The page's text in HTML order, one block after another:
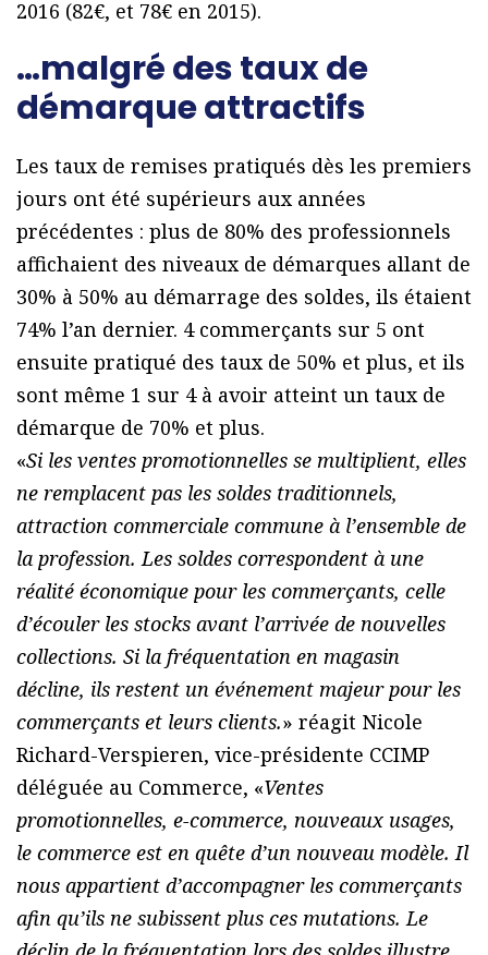
2016 (82€, et 78€ en 2015).
…malgré des taux de
démarque attractifs
Les taux de remises pratiqués dès les premiers
jours ont été supérieurs aux années
précédentes : plus de 80% des professionnels
affichaient des niveaux de démarques allant de
30% à 50% au démarrage des soldes, ils étaient
74% l’an dernier. 4 commerçants sur 5 ont
ensuite pratiqué des taux de 50% et plus, et ils
sont même 1 sur 4 à avoir atteint un taux de
démarque de 70% et plus.
«Si les ventes promotionnelles se multiplient, elles
ne remplacent pas les soldes traditionnels,
attraction commerciale commune à l’ensemble de
la profession. Les soldes correspondent à une
réalité économique pour les commerçants, celle
d’écouler les stocks avant l’arrivée de nouvelles
collections. Si la fréquentation en magasin
décline, ils restent un événement majeur pour les
commerçants et leurs clients.» réagit Nicole
Richard-Verspieren, vice-présidente CCIMP
déléguée au Commerce, «Ventes
promotionnelles, e-commerce, nouveaux usages,
le commerce est en quête d’un nouveau modèle. Il
nous appartient d’accompagner les commerçants
afin qu’ils ne subissent plus ces mutations. Le